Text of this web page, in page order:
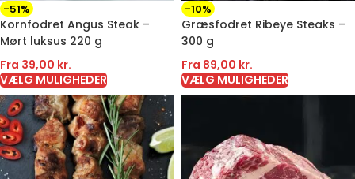
-51%
Kornfodret Angus Steak –
Mørt luksus 220 g
Fra 39,00 kr.
VÆLG MULIGHEDER
-10%
Græsfodret Ribeye Steaks –
300 g
Fra 89,00 kr.
VÆLG MULIGHEDER